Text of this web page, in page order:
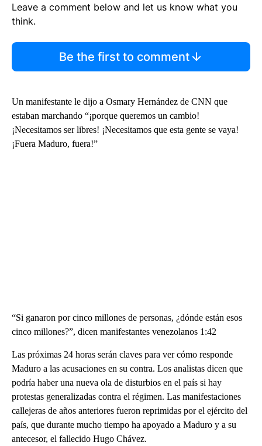
Leave a comment below and let us know what you
think.
Be the first to comment
Un manifestante le dijo a Osmary Hernández de CNN que
estaban marchando “¡porque queremos un cambio!
¡Necesitamos ser libres! ¡Necesitamos que esta gente se vaya!
¡Fuera Maduro, fuera!”
“Si ganaron por cinco millones de personas, ¿dónde están esos
cinco millones?”, dicen manifestantes venezolanos 1:42
Las próximas 24 horas serán claves para ver cómo responde
Maduro a las acusaciones en su contra. Los analistas dicen que
podría haber una nueva ola de disturbios en el país si hay
protestas generalizadas contra el régimen. Las manifestaciones
callejeras de años anteriores fueron reprimidas por el ejército del
país, que durante mucho tiempo ha apoyado a Maduro y a su
antecesor, el fallecido Hugo Chávez.